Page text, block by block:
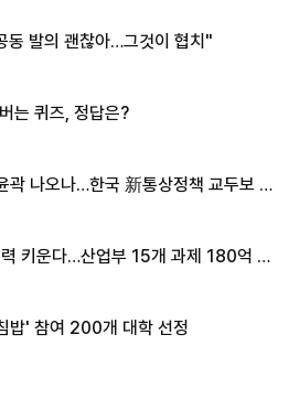
동 발의 괜찮아…그것이 협치"
는 퀴즈, 정답은?
곽 나오나…한국 新통상정책 교두보 활
키운다…산업부 15개 과제 180억 지
밥' 참여 200개 대학 선정